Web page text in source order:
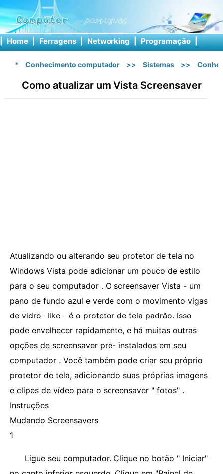
| Home | Ferragens | Networking | Programação |
* Conhecimento computador >> Sistemas >>
Como atualizar um Vista Screensaver
Atualizando ou alterando seu protetor de tela no
Windows Vista pode adicionar um pouco de estilo
para o seu computador . O screensaver Vista - um
pano de fundo azul e verde com o movimento vigas
de vidro -like - é o protetor de tela padrão. Isso
pode envelhecer rapidamente, e há muitas outras
opções de screensaver pré- instalados em seu
computador . Você também pode criar seu próprio
protetor de tela, adicionando suas próprias imagens
e clipes de vídeo para o screensaver " fotos" .
Instruções
Mudando Screensavers
1
Ligue seu computador. Clique no botão " Iniciar"